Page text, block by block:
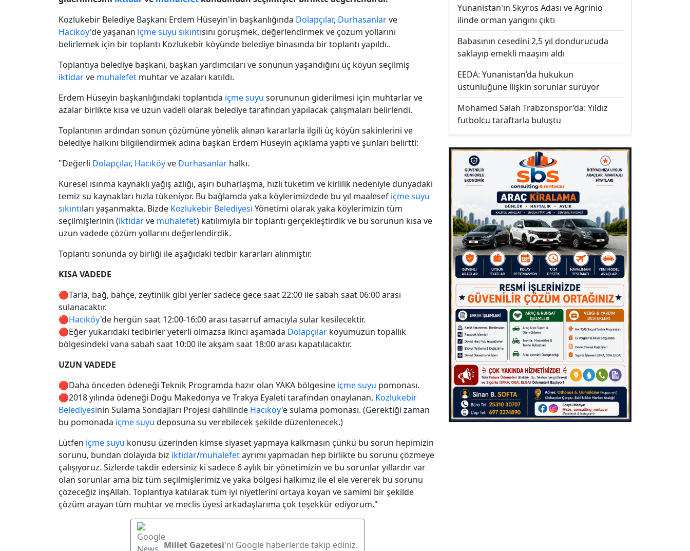
Kozlukebir Belediye Başkanı Erdem Hüseyin'in başkanlığında Dolapçılar, Durhasanlarve
Hacıköy'de yaşanan içme suyu sıkıntısını görüşmek, değerlendirmek ve çözüm yollarını
belirlemek için bir toplantı Kozlukebir köyünde belediye binasında bir toplantı yapıldı..
Toplantıya belediye başkanı, başkan yardımcıları ve sonunun yaşandığını üç köyün seçilmiş
iktidarve muhalefet muhtar ve azaları katıldı.
Erdem Hüseyin başkanlığındaki toplantıda içme suyu sorununun giderilmesi için muhtarlar ve
azalar birlikte kısa ve uzun vadeli olarak belediye tarafından yapılacak çalışmaları belirlendi.
Toplantının ardından sonun çözümüne yönelik alınan kararlarla ilgili üç köyün sakinlerini ve
belediye halkını bilgilendirmek adına başkan Erdem Hüseyin açıklama yaptı ve şunları belirtti:
"Değerli Dolapçılar, Hacıköyve Durhasanlar halkı.
Küresel ısınma kaynaklı yağış azlığı, aşırı buharlaşma, hızlı tüketim ve kirlilik nedeniyle dünyadaki
temiz su kaynakları hızla tükeniyor. Bu bağlamda yaka köylerimizdede bu yıl maalesef içme suyu
sıkıntıları yaşanmakta. Bizde Kozlukebir Belediyesi Yönetimi olarak yaka köylerimizin tüm
seçilmişlerinin (iktidarve muhalefet) katılımıyla bir toplantı gerçekleştirdik ve bu sorunun kısa ve
uzun vadede çözüm yollarını değerlendirdik.
Toplantı sonunda oy birliği ile aşağıdaki tedbir kararları alınmıştır.
KISA VADEDE
🔴Tarla, bağ, bahçe, zeytinlik gibi yerler sadece gece saat 22:00 ile sabah saat 06:00 arası
sulanacaktır.
🔴Hacıköy'de hergün saat 12:00-16:00 arası tasarruf amacıyla sular kesilecektir.
🔴Eğer yukarıdaki tedbirler yeterli olmazsa ikinci aşamada Dolapçılar köyümüzün topallık
bölgesindeki vana sabah saat 10:00 ile akşam saat 18:00 arası kapatılacaktır.
UZUN VADEDE
🛑Daha önceden ödeneği Teknik Programda hazır olan YAKA bölgesine içme suyu pomonası.
🛑2018 yılında ödeneği Doğu Makedonya ve Trakya Eyaleti tarafından onaylanan, Kozlukebir
Belediyesinin Sulama Sondajları Projesi dahilinde Hacıköy'e sulama pomonası. (Gerektiği zaman
bu pomonada içme suyu deposuna su verebilecek şekilde düzenlenecek.)
Lütfen içme suyu konusu üzerinden kimse siyaset yapmaya kalkmasın çünkü bu sorun hepimizin
sorunu, bundan dolayıda biz iktidar/muhalefetayrımı yapmadan hep birlikte bu sorunu çözmeye
çalışıyoruz. Sizlerde takdir edersiniz ki sadece 6 aylık bir yönetimizin ve bu sorunlar yıllardır var
olan sorunlar ama biz tüm seçilmişlerimiz ve yaka bölgesi halkımız ile el ele vererek bu sorunu
çözeceğiz inşAllah. Toplantıya katılarak tüm iyi niyetlerini ortaya koyan ve samimi bir şekilde
çözüm arayan tüm muhtar ve meclis üyesi arkadaşlarıma çok teşekkür ediyorum."
Millet Gazetesi'ni Google haberlerde takip ediniz.
Yunanistan'ın Skyros Adası ve Agrinio
ilinde orman yangını çıktı
Babasının cesedini 2,5 yıl dondurucuda
saklayıp emekli maaşını aldı
EEDA: Yunanistan’da hukukun
üstünlüğüne ilişkin sorunlar sürüyor
Mohamed Salah Trabzonspor’da: Yıldız
futbolcu taraftarla buluştu